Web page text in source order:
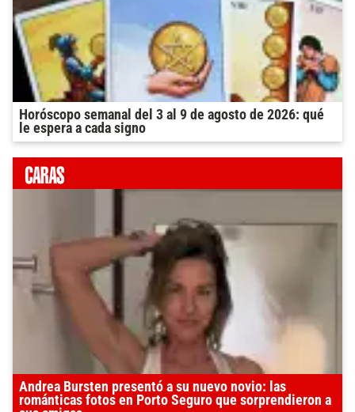
Horóscopo semanal del 3 al 9 de agosto de 2026: qué
le espera a cada signo
Andrea Bursten presentó a su nuevo novio: las
románticas fotos en Porto Seguro que sorprendieron a